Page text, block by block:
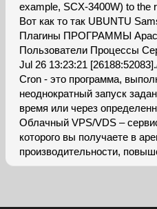
example, SCX-3400W) to the
Вот как то так UBUNTU
Плагины ПРОГРАММЫ
Пользователи Процессы
Jul 26 13:23:21
Cron - это программа,
неоднократный запуск
время или через
Облачный VPS/VDS –
которого вы получаете в
производительности,